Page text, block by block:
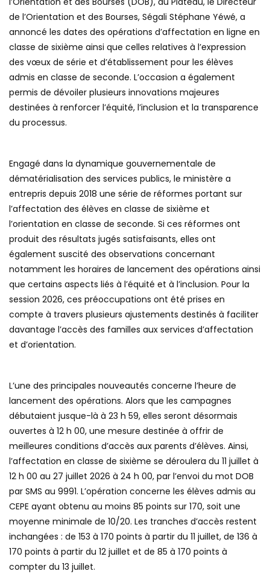
de l’Orientation et des Bourses, Ségali Stéphane Yéwé, a
annoncé les dates des opérations d’affectation en ligne en
classe de sixième ainsi que celles relatives à l’expression
des vœux de série et d’établissement pour les élèves
admis en classe de seconde. L’occasion a également
permis de dévoiler plusieurs innovations majeures
destinées à renforcer l’équité, l’inclusion et la transparence
du processus.
Engagé dans la dynamique gouvernementale de
dématérialisation des services publics, le ministère a
entrepris depuis 2018 une série de réformes portant sur
l’affectation des élèves en classe de sixième et
l’orientation en classe de seconde. Si ces réformes ont
produit des résultats jugés satisfaisants, elles ont
également suscité des observations concernant
notamment les horaires de lancement des opérations ainsi
que certains aspects liés à l’équité et à l’inclusion. Pour la
session 2026, ces préoccupations ont été prises en
compte à travers plusieurs ajustements destinés à faciliter
davantage l’accès des familles aux services d’affectation
et d’orientation.
L’une des principales nouveautés concerne l’heure de
lancement des opérations. Alors que les campagnes
débutaient jusque-là à 23 h 59, elles seront désormais
ouvertes à 12 h 00, une mesure destinée à offrir de
meilleures conditions d’accès aux parents d’élèves. Ainsi,
l’affectation en classe de sixième se déroulera du 11 juillet à
12 h 00 au 27 juillet 2026 à 24 h 00, par l’envoi du mot DOB
par SMS au 9991. L’opération concerne les élèves admis au
CEPE ayant obtenu au moins 85 points sur 170, soit une
moyenne minimale de 10/20. Les tranches d’accès restent
inchangées : de 153 à 170 points à partir du 11 juillet, de 136 à
170 points à partir du 12 juillet et de 85 à 170 points à
compter du 13 juillet.